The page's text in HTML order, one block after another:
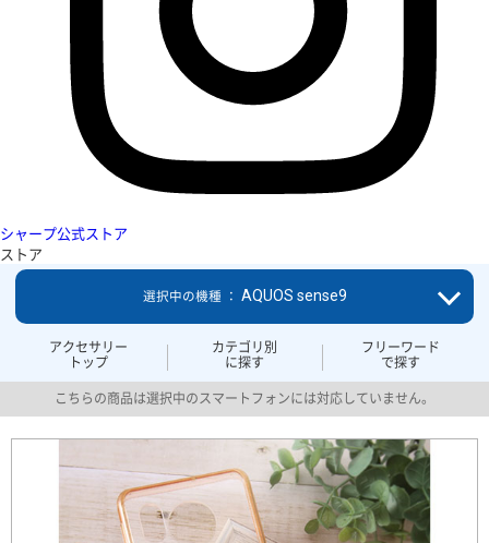
シャープ公式ストア
ストア
アクセサリー
トップ
カテゴリ別
に探す
フリーワード
で探す
選択中の機種 ： AQUOS sense9
こちらの商品は選択中のスマートフォンには対応していません。